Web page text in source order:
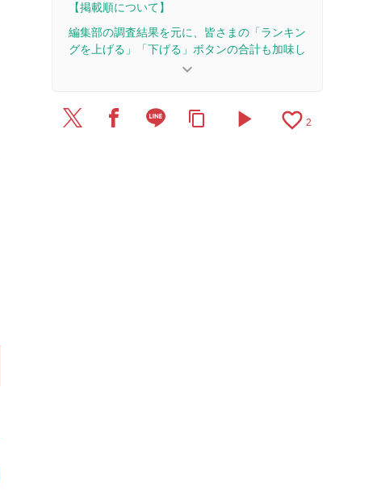
【掲載順について】
編集部の調査結果を元に、皆さまの「ランキン
グを上げる」「下げる」ボタンの合計も加味し
2025/12/19：1本のレビューを追加・更新。
keyboard_arrow_down
content_copy play_arrow favorite_border 2